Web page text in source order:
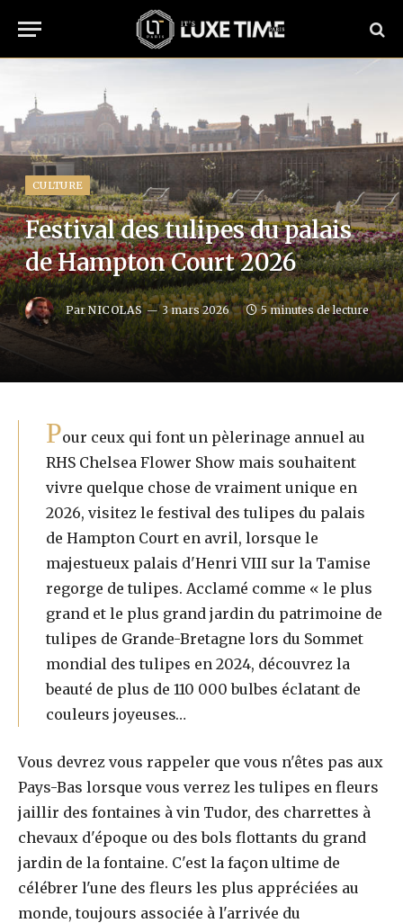
CULTURE
Festival des tulipes du palais
de Hampton Court 2026
Par NICOLAS 3 mars 2026 5 minutes de lecture
Pour ceux qui font un pèlerinage annuel au
RHS Chelsea Flower Show mais souhaitent
vivre quelque chose de vraiment unique en
2026, visitez le festival des tulipes du palais
de Hampton Court en avril, lorsque le
majestueux palais d'Henri VIII sur la Tamise
regorge de tulipes. Acclamé comme « le plus
grand et le plus grand jardin du patrimoine de
tulipes de Grande-Bretagne lors du Sommet
mondial des tulipes en 2024, découvrez la
beauté de plus de 110 000 bulbes éclatant de
couleurs joyeuses…
Vous devrez vous rappeler que vous n'êtes pas aux
Pays-Bas lorsque vous verrez les tulipes en fleurs
jaillir des fontaines à vin Tudor, des charrettes à
chevaux d'époque ou des bols flottants du grand
jardin de la fontaine. C'est la façon ultime de
célébrer l'une des fleurs les plus appréciées au
monde, toujours associée à l'arrivée du